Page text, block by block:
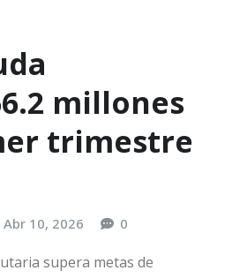
millones
trimestre
Abr 10, 2026 0
supera metas de